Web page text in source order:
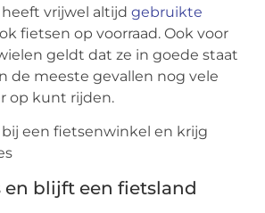
heeft vrijwel altijdgebruikte
fietsen op voorraad. Ook voor
geldt dat ze in goede staat
de meeste gevallen nog vele
op kunt rijden.
en blijft een fietsland